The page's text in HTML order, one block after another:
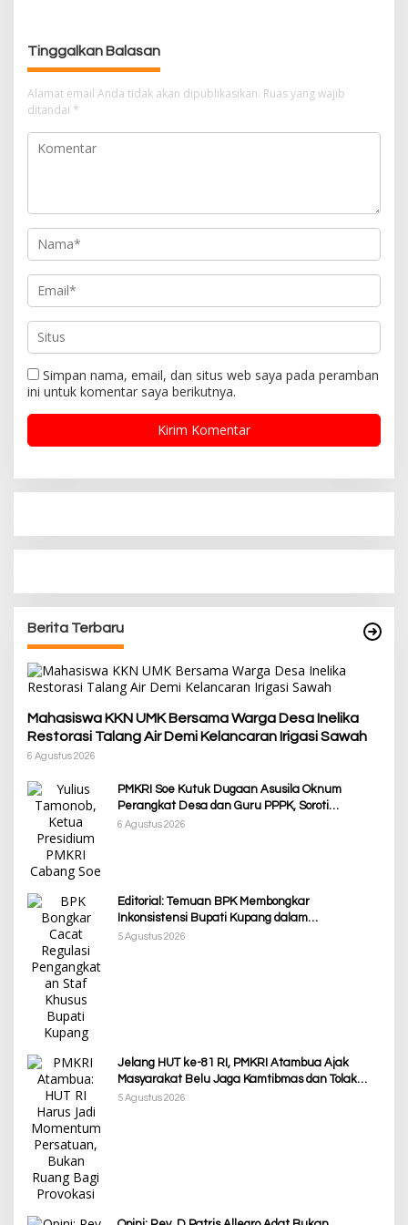
o
s
Tinggalkan Balasan
Alamat email Anda tidak akan dipublikasikan. Ruas yang wajib
ditandai *
Simpan nama, email, dan situs web saya pada peramban
ini untuk komentar saya berikutnya.
Berita Terbaru
Mahasiswa KKN UMK Bersama Warga Desa Inelika
Restorasi Talang Air Demi Kelancaran Irigasi Sawah
6 Agustus 2026
PMKRI Soe Kutuk Dugaan Asusila Oknum
Perangkat Desa dan Guru PPPK, Soroti
Ketimpangan Penanganan Pemkab TTS
6 Agustus 2026
Editorial: Temuan BPK Membongkar
Inkonsistensi Bupati Kupang dalam
Menjalankan Regulasi
5 Agustus 2026
Jelang HUT ke-81 RI, PMKRI Atambua Ajak
Masyarakat Belu Jaga Kamtibmas dan Tolak
Provokasi
5 Agustus 2026